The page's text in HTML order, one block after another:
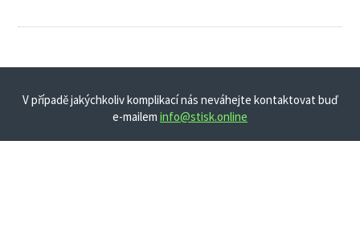
V případě jakýchkoliv komplikací nás neváhejte kontaktovat buď
e-mailem info@stisk.online